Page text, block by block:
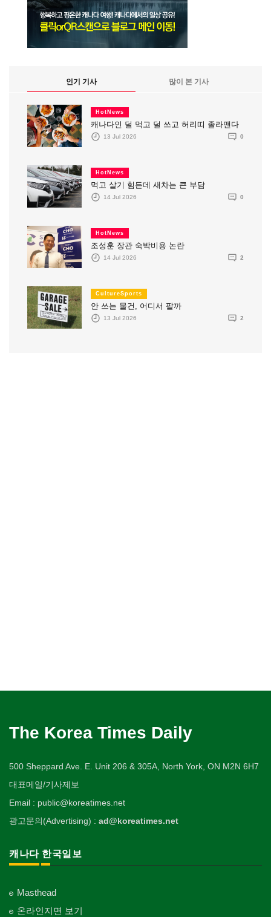
인기 기사 많이 본 기사
HotNews
캐나다인 덜 먹고 덜 쓰고 허리띠 졸라맨다
13 Jul 2026 0
HotNews
먹고 살기 힘든데 새차는 큰 부담
14 Jul 2026 0
HotNews
조성훈 장관 숙박비용 논란
14 Jul 2026 2
CultureSports
안 쓰는 물건, 어디서 팔까
13 Jul 2026 2
The Korea Times Daily
500 Sheppard Ave. E. Unit 206 & 305A, North York, ON M2N 6H7
대표메일/기사제보
Email : public@koreatimes.net
광고문의(Advertising) : ad@koreatimes.net
캐나다 한국일보
Masthead
온라인지면 보기